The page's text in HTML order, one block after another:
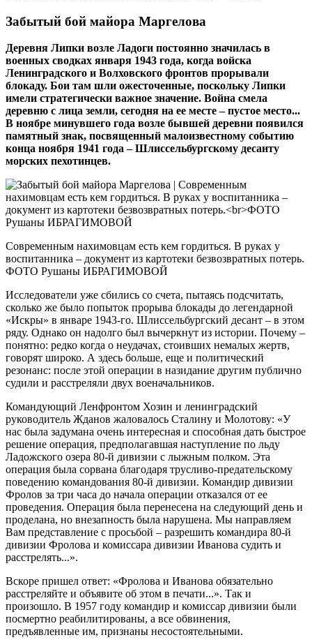
Забытый бой майора Маргелова
Деревня Липки возле Ладоги постоянно значилась в
военных сводках января 1943 года, когда войска
Ленинградского и Волховского фронтов прорывали
блокаду. Бои там шли ожесточенные, поскольку Липки
имели стратегически важное значение. Война смела
деревню с лица земли, сегодня на ее месте – пустое место...
В ноябре минувшего года возле бывшей деревни появился
памятный знак, посвященный малоизвестному событию
конца ноября 1941 года – Шлиссельбургскому десанту
морских пехотинцев.
Современным нахимовцам есть кем гордиться. В руках у
воспитанника – документ из картотеки безвозвратных потерь.
ФОТО Рушаны ИБРАГИМОВОЙ
Исследователи уже сбились со счета, пытаясь подсчитать,
сколько же было попыток прорыва блокады до легендарной
«Искры» в январе 1943-го. Шлиссельбургский десант – в этом
ряду. Однако он надолго был вычеркнут из истории. Почему –
понятно: редко когда о неудачах, стоивших немалых жертв,
говорят широко. А здесь больше, еще и политический
резонанс: после этой операции в назидание другим публично
судили и расстреляли двух военачальников.
Командующий Ленфронтом Хозин и ленинградский
руководитель Жданов жаловалось Сталину и Молотову: «У
нас была задумана очень интересная и способная дать быстрое
решение операция, предполагавшая наступление по льду
Ладожского озера 80-й дивизии с лыжным полком. Эта
операция была сорвана благодаря трусливо-предательскому
поведению командования 80-й дивизии. Командир дивизии
Фролов за три часа до начала операции отказался от ее
проведения. Операция была перенесена на следующий день и
проделана, но внезапность была нарушена. Мы направляем
Вам представление с просьбой – разрешить командира 80-й
дивизии Фролова и комиссара дивизии Иванова судить и
расстрелять...».
Вскоре пришел ответ: «Фролова и Иванова обязательно
расстреляйте и объявите об этом в печати...». Так и
произошло. В 1957 году командир и комиссар дивизии были
посмертно реабилитированы, а все обвинения,
предъявленные им, признаны несостоятельными.